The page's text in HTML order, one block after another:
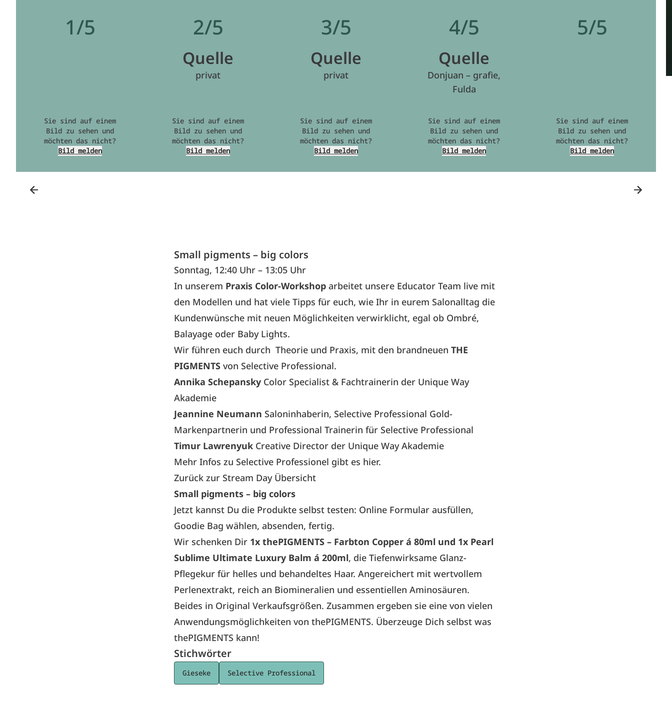
1/5
Sie sind auf einem
Bild zu sehen und
möchten das nicht?
Bild melden
2/5
Quelle
privat
Sie sind auf einem
Bild zu sehen und
möchten das nicht?
Bild melden
3/5
Quelle
privat
Sie sind auf einem
Bild zu sehen und
möchten das nicht?
Bild melden
4/5
Quelle
Donjuan – grafie,
Fulda
Sie sind auf einem
Bild zu sehen und
möchten das nicht?
Bild melden
5/5
Sie sind auf einem
Bild zu sehen und
möchten das nicht?
Bild melden
Small pigments – big colors
Sonntag, 12:40 Uhr – 13:05 Uhr
In unserem Praxis Color-Workshop arbeitet unsere Educator Team live mit
den Modellen und hat viele Tipps für euch, wie Ihr in eurem Salonalltag die
Kundenwünsche mit neuen Möglichkeiten verwirklicht, egal ob Ombré,
Balayage oder Baby Lights.
Wir führen euch durch Theorie und Praxis, mit den brandneuen THE
PIGMENTS von Selective Professional.
Annika Schepansky Color Specialist & Fachtrainerin der Unique Way
Akademie
Jeannine Neumann Saloninhaberin, Selective Professional Gold-
Markenpartnerin und Professional Trainerin für Selective Professional
Timur Lawrenyuk Creative Director der Unique Way Akademie
Mehr Infos zu Selective Professionel gibt es hier.
Zurück zur Stream Day Übersicht
Small pigments – big colors
Jetzt kannst Du die Produkte selbst testen: Online Formular ausfüllen,
Goodie Bag wählen, absenden, fertig.
Wir schenken Dir 1x thePIGMENTS – Farbton Copper á 80ml und 1x Pearl
Sublime Ultimate Luxury Balm á 200ml, die Tiefenwirksame Glanz-
Pflegekur für helles und behandeltes Haar. Angereichert mit wertvollem
Perlenextrakt, reich an Biomineralien und essentiellen Aminosäuren.
Beides in Original Verkaufsgrößen. Zusammen ergeben sie eine von vielen
Anwendungsmöglichkeiten von thePIGMENTS. Überzeuge Dich selbst was
thePIGMENTS kann!
Stichwörter
Gieseke Selective Professional